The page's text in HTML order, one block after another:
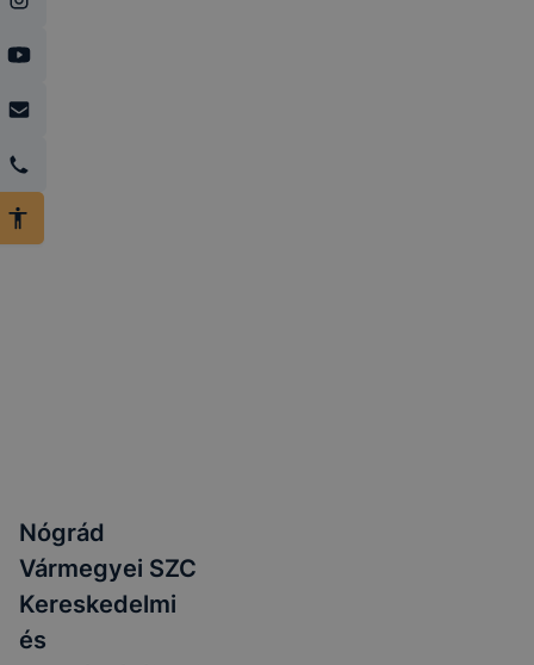
Nógrád
Vármegyei SZC
Kereskedelmi
és